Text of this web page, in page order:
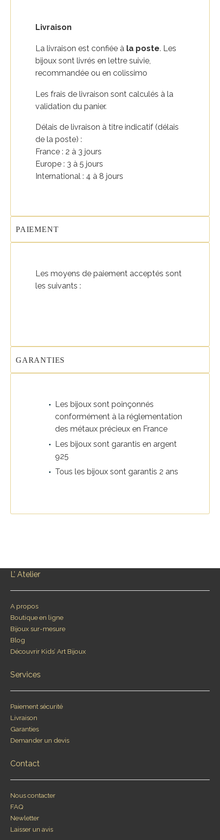
Livraison
La livraison est confiée à la poste. Les
bijoux sont livrés en lettre suivie,
recommandée ou en colissimo
Les frais de livraison sont calculés à la
validation du panier.
Délais de livraison à titre indicatif (délais
de la poste) :
France : 2 à 3 jours
Europe : 3 à 5 jours
International : 4 à 8 jours
PAIEMENT
Les moyens de paiement acceptés sont
les suivants :
GARANTIES
Les bijoux sont poinçonnés
conformément à la réglementation
des métaux précieux en France
Les bijoux sont garantis en argent
925
Tous les bijoux sont garantis 2 ans
L’ Atelier
A propos
Boutique en ligne
Bijoux sur-mesure
Blog
Découvrir Kids’ Art Bijoux
Services
Paiement sécurité
Livraison
Garanties
Demander un devis
Contact
Nous contacter
FAQ
Newletter
Laisser un avis